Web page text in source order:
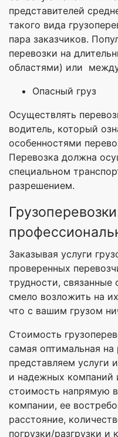
представителей
такого вида
пара заказчиков.
перевозки на
областями) или
Опасный груз
Осуществлять
водитель, который
особенностями
Перевозка должна
специальном
разрешением.
Заказывая услуги
проверенных
трудности,
смело возложить на
что с вашим грузом
Стоимость
самая оптимальная
представляем услуги
и надежных компаний
стоимость напрямую
компании, ее
расстояние,
погрузки/разгрузки и